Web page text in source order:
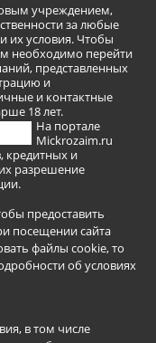
учреждением,
за любые
их условия. Чтобы
необходимо перейти
представленных
и
и контактные
18 лет.
На портале
Mickrozaim.ru
кредитных и
разрешение
предоставить
посещении сайта
файлы cookie, то
об условиях
в том числе